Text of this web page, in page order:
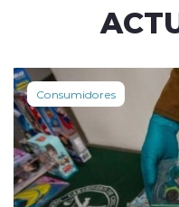
Consumidores